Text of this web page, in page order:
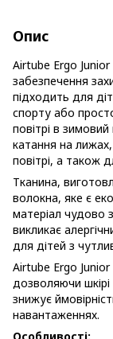
Опис
Airtube Ergo
забезпечення
підходить для
спорту або
повітрі в
катання на
повітрі, а також
Тканина,
волокна, яке є
матеріал чудово
викликає
для дітей з
Airtube Ergo
дозволяючи
знижує
навантаженнях.